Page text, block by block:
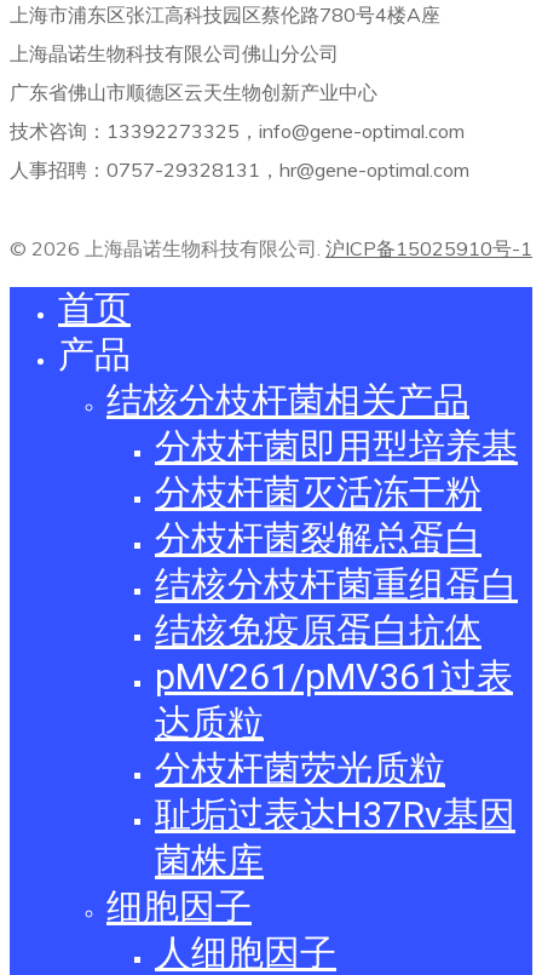
上海市浦东区张江高科技园区蔡伦路780号4楼A座
上海晶诺生物科技有限公司佛山分公司
广东省佛山市顺德区云天生物创新产业中心
技术咨询：13392273325，info@gene-optimal.com
人事招聘：0757-29328131，hr@gene-optimal.com
© 2026 上海晶诺生物科技有限公司. 沪ICP备15025910号-1
首页
产品
结核分枝杆菌相关产品
分枝杆菌即用型培养基
分枝杆菌灭活冻干粉
分枝杆菌裂解总蛋白
结核分枝杆菌重组蛋白
结核免疫原蛋白抗体
pMV261/pMV361过表
达质粒
分枝杆菌荧光质粒
耻垢过表达H37Rv基因
菌株库
细胞因子
人细胞因子